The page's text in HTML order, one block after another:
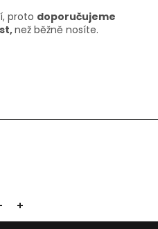
proto doporučujeme
než běžně nosíte.